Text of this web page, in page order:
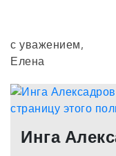
с уважением,
Елена
Инга